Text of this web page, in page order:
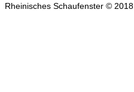
Rheinisches Schaufenster © 2018